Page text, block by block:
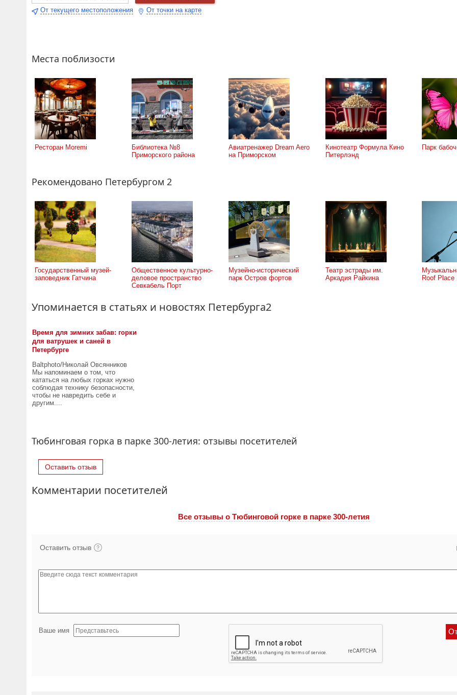
От текущего местоположения
От точки на карте
Места поблизости
Ресторан Moremi
Библиотека №8
Приморского района
Авиатренажер Dream Aero
на Приморском
Кинотеатр Формула Кино
Питерлэнд
Парк
Рекомендовано Петербургом 2
Государственный музей-
заповедник Гатчина
Общественное культурно-
деловое пространство
Севкабель Порт
Музейно-исторический
парк Остров фортов
Театр эстрады им.
Аркадия Райкина
Roof Place
Упоминается в статьях и новостях Петербурга2
Время для зимних забав: горки
для ватрушек и саней в
Петербурге
Baltphoto/Николай Овсянников
Мы напоминаем о том, что
кататься на любых горках нужно
соблюдая технику безопасности,
чтобы не навредить себе и
другим....
Тюбинговая горка в парке 300-летия: отзывы посетителей
Оставить отзыв
Комментарии посетителей
Все отзывы o Тюбинговой горке в парке 300-летия
Оставить отзыв
Ваше имя